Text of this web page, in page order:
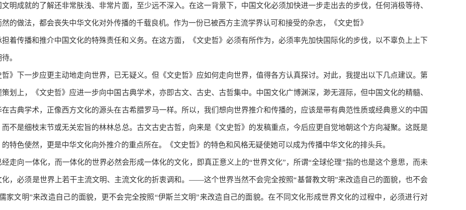
文明成就的了解还非常肤浅、非常片面，至少远不深入。在这一背景下，中国文化必须加快进一步走出去的步伐，任何消极等待、
的做法，都会丧失中华文化对外传播的千载良机。作为一份已被西方主流学界认可和接受的杂志，《文史哲》
担着传播和推介中国文化的特殊责任和义务。在这方面，《文史哲》必须有所作为，必须率先加快国际化的步伐，以不辜负上上下
。
哲》下一步应更主动地走向世界，已无疑义。但《文史哲》应如何走向世界，值得各方认真探讨。对此，我提出以下几点建议。第
划上，《文史哲》应进一步向中国古典学术，亦即古文、古史、古哲集中。中国文化广博渊深，渺无涯际，但中国文化的精髓、
古典学术，正像西方文化的源头在古希腊罗马一样。所以，我们想向世界推介和传播的，应该是带有典范性质或经典意义的中国
而不是细枝末节或无关宏旨的林林总总。古文古史古哲，向来是《文史哲》的发稿重点，今后应更自觉地朝这个方向凝聚。这既是
的特色使然，更是中华文化向外推介的重点所在。《文史哲》的特色和风格无疑使她可以成为传播中华文化的排头兵。
经走向一体化，而一体化的世界必然会形成一体化的文化，即真正意义上的“世界文化”，所谓“全球伦理”指的也是这个意思，而未
化，必须是世界上若干主流文明、主流文化的折衷调和。——这个世界当然不会完全按照“基督教文明”来改造自己的面貌，也不会
家文明”来改造自己的面貌，更不会完全按照“伊斯兰文明”来改造自己的面貌。在不同文化形成世界文化的过程中，必须进行对